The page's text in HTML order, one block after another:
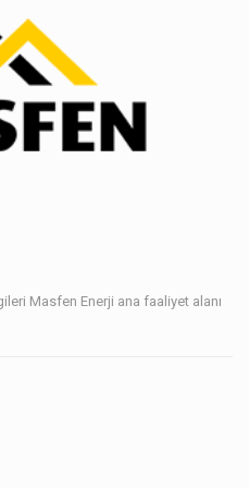
Masfen Enerji ana faaliyet alanı